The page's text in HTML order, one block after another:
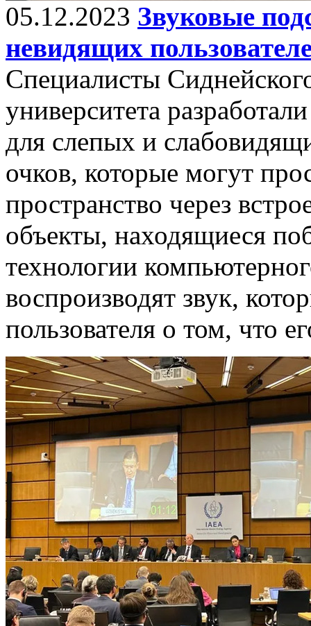
05.12.2023 Звуковые
невидящих
Специалисты
университета
для слепых и
очков, которые могут
пространство через
объекты, находящиеся
технологии
воспроизводят звук,
пользователя о том, что